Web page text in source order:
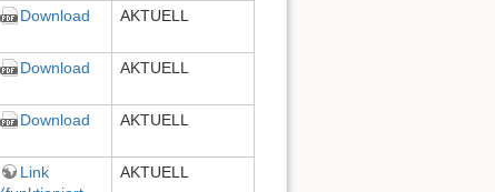
Download AKTUELL
Download AKTUELL
Download AKTUELL
Link
AKTUELL